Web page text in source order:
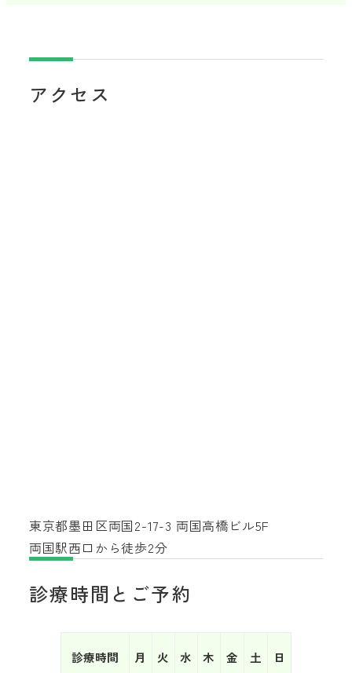
アクセス
東京都墨田区両国2-17-3 両国高橋ビル5F
両国駅西口から徒歩2分
診療時間とご予約
診療時間 月 火 水 木 金 土 日